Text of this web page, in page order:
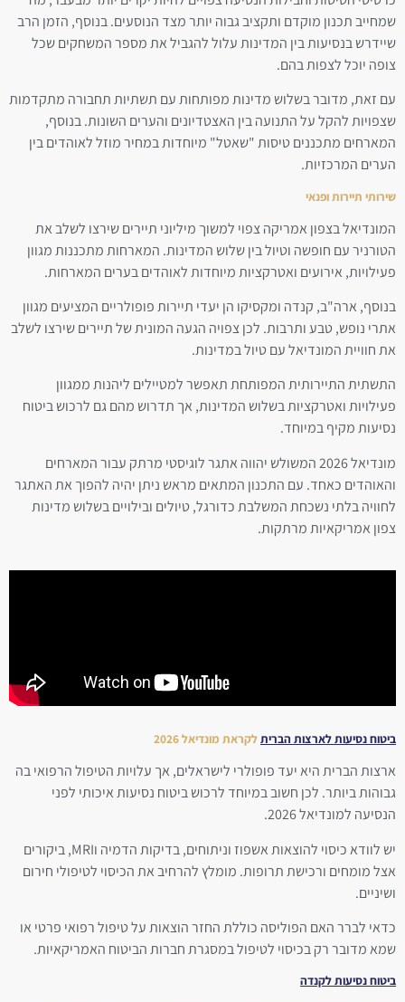
שמחייב תכנון מוקדם ותקציב גבוה יותר מצד הנוסעים. בנוסף, הזמן הרב
שיידרש בנסיעות בין המדינות עלול להגביל את מספר המשחקים שכל
צופה יוכל לצפות בהם.
עם זאת, מדובר בשלוש מדינות מפותחות עם תשתיות תחבורה מתקדמות
שצפויות להקל על התנועה בין האצטדיונים והערים השונות. בנוסף,
המארחים מתכננים טיסות "שאטל" מיוחדות במחיר מוזל לאוהדים בין
הערים המרכזיות.
שירותי תיירות ופנאי
המונדיאל בצפון אמריקה צפוי למשוך מיליוני תיירים שירצו לשלב את
הטורניר עם חופשה וטיול בין שלוש המדינות. המארחות מתכננות מגוון
פעילויות, אירועים ואטרקציות מיוחדות לאוהדים בערים המארחות.
בנוסף, ארה"ב, קנדה ומקסיקו הן יעדי תיירות פופולריים המציעים מגוון
אתרי נופש, טבע ותרבות. לכן צפויה הגעה המונית של תיירים שירצו לשלב
את חוויית המונדיאל עם טיול במדינות.
התשתית התיירותית המפותחת תאפשר למטיילים ליהנות ממגוון
פעילויות ואטרקציות בשלוש המדינות, אך תדרוש מהם גם לרכוש ביטוח
נסיעות מקיף במיוחד.
מונדיאל 2026 המשולש יהווה אתגר לוגיסטי מרתק עבור המארחים
והאוהדים כאחד. עם התכנון המתאים מראש ניתן יהיה להפוך את האתגר
לחוויה בלתי נשכחת המשלבת כדורגל, טיולים ובילויים בשלוש מדינות
צפון אמריקאיות מרתקות.
ביטוח נסיעות לארצות הבריתלקראת מונדיאל 2026
ארצות הברית היא יעד פופולרי לישראלים, אך עלויות הטיפול הרפואי בה
גבוהות ביותר. לכן חשוב במיוחד לרכוש ביטוח נסיעות איכותי לפני
הנסיעה למונדיאל 2026.
יש לוודא כיסוי להוצאות אשפוז וניתוחים, בדיקות הדמיה וMRI, ביקורים
אצל מומחים ורכישת תרופות. מומלץ להרחיב את הכיסוי לטיפולי חירום
ושיניים.
כדאי לברר האם הפוליסה כוללת החזר הוצאות על טיפול רפואי פרטי או
שמא מדובר רק בכיסוי לטיפול במסגרת חברות הביטוח האמריקאיות.
ביטוח נסיעות לקנדה